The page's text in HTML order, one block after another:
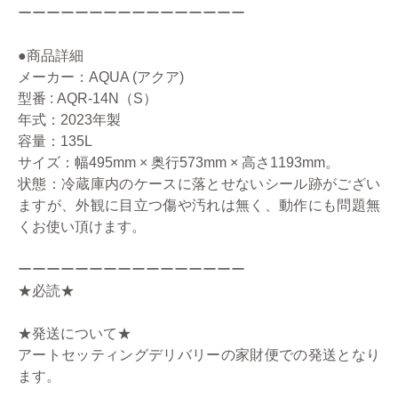
ーーーーーーーーーーーーーーーー
●商品詳細
メーカー：AQUA (アクア)
型番 : AQR-14N（S）
年式：2023年製
容量：135L
サイズ：幅495mm × 奥行573mm × 高さ1193mm。
状態：冷蔵庫内のケースに落とせないシール跡がござい
ますが、外観に目立つ傷や汚れは無く、動作にも問題無
くお使い頂けます。
ーーーーーーーーーーーーーーーー
★必読★
★発送について★
アートセッティングデリバリーの家財便での発送となり
ます。